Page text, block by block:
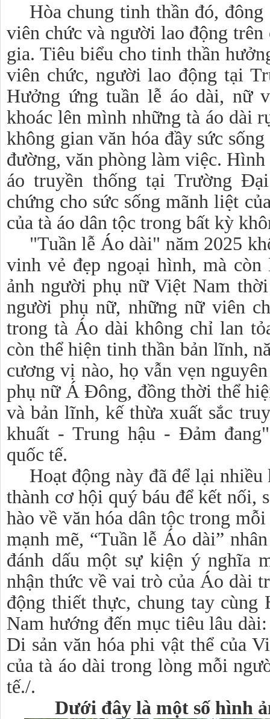
Hòa chung tinh thần đó,
viên chức và người lao động
gia. Tiêu biểu cho tinh thần
viên chức, người lao động tại
Hưởng ứng tuần lễ áo dài, nữ
khoác lên mình những tà áo dài
không gian văn hóa đầy sức
đường, văn phòng làm việc.
áo truyền thống tại Trường
chứng cho sức sống mãnh liệt
của tà áo dân tộc trong bất kỳ
"Tuần lễ Áo dài" năm 2025
vinh vẻ đẹp ngoại hình, mà
ảnh người phụ nữ Việt Nam
người phụ nữ, những nữ viên
trong tà Áo dài không chỉ lan
còn thể hiện tinh thần bản lĩnh,
cương vị nào, họ vẫn vẹn
phụ nữ Á Đông, đồng thời thể
và bản lĩnh, kế thừa xuất sắc
khuất - Trung hậu - Đảm
quốc tế.
Hoạt động này đã để lại
thành cơ hội quý báu để kết nối,
hào về văn hóa dân tộc trong
mạnh mẽ, “Tuần lễ Áo dài”
đánh dấu một sự kiện ý nghĩa
nhận thức về vai trò của Áo dài
động thiết thực, chung tay
Nam hướng đến mục tiêu lâu
Di sản văn hóa phi vật thể của
của tà áo dài trong lòng mỗi
tế./.
Dưới đây là một số hình